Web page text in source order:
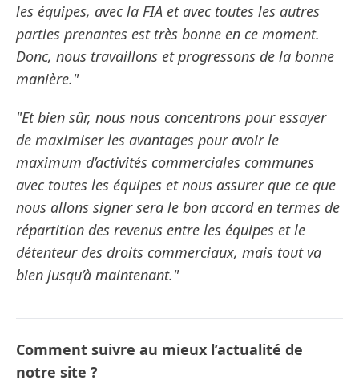
les équipes, avec la FIA et avec toutes les autres
parties prenantes est très bonne en ce moment.
Donc, nous travaillons et progressons de la bonne
manière."
"Et bien sûr, nous nous concentrons pour essayer
de maximiser les avantages pour avoir le
maximum d’activités commerciales communes
avec toutes les équipes et nous assurer que ce que
nous allons signer sera le bon accord en termes de
répartition des revenus entre les équipes et le
détenteur des droits commerciaux, mais tout va
bien jusqu’à maintenant."
Comment suivre au mieux l’actualité de
notre site ?